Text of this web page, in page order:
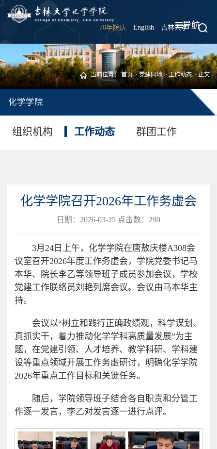
70年院庆 English 吉林大学 |
导航
当前位置：首页>党建园地>工作动态> 正文
化学学院
组织机构 工作动态 群团工作
化学学院召开2026年工作务虚会
日期：2026-03-25 点击数： 290
3月24日上午，化学学院在唐敖庆楼A308会
议室召开2026年度工作务虚会，学院党委书记马
本华、院长李乙等领导班子成员参加会议，学校
党建工作联络员刘艳列席会议。会议由马本华主
持。
会议以“树立和践行正确政绩观，科学谋划、
真抓实干，着力推动化学学科高质量发展”为主
题，在党建引领、人才培养、教学科研、学科建
设等重点领域开展工作务虚研讨，明确化学学院
2026年重点工作目标和关键任务。
随后，学院领导班子结合各自职责和分管工
作逐一发言，李乙对发言逐一进行点评。